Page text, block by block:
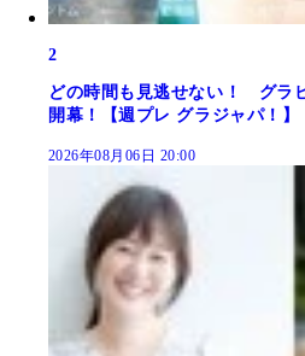
2
どの時間も見逃せない！ グラ
開幕！【週プレ グラジャパ！】
2026年08月06日 20:00